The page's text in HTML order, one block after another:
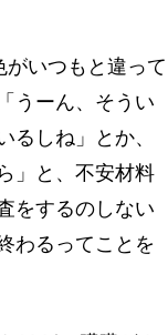
いつもと違って
うーん、そうい
るしね」とか、
」と、不安材料
をするのしない
わるってことを